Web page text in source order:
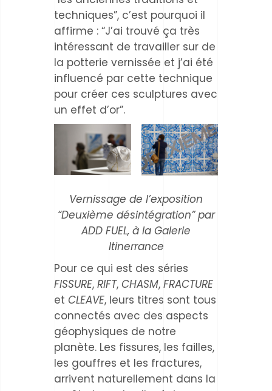
techniques”, c’est pourquoi il
affirme : “J’ai trouvé ça très
intéressant de travailler sur de
la potterie vernissée et j’ai été
influencé par cette technique
pour créer ces sculptures avec
un effet d’or”.
Vernissage de l’exposition
“Deuxième désintégration” par
ADD FUEL, à la Galerie
Itinerrance
Pour ce qui est des séries
FISSURE, RIFT, CHASM, FRACTURE
et CLEAVE, leurs titres sont tous
connectés avec des aspects
géophysiques de notre
planète. Les fissures, les failles,
les gouffres et les fractures,
arrivent naturellement dans la